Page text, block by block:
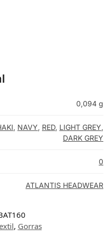
0,094 g
, NAVY, RED, LIGHT GREY,
DARK GREY
0
ATLANTIS HEADWEAR
, Gorras